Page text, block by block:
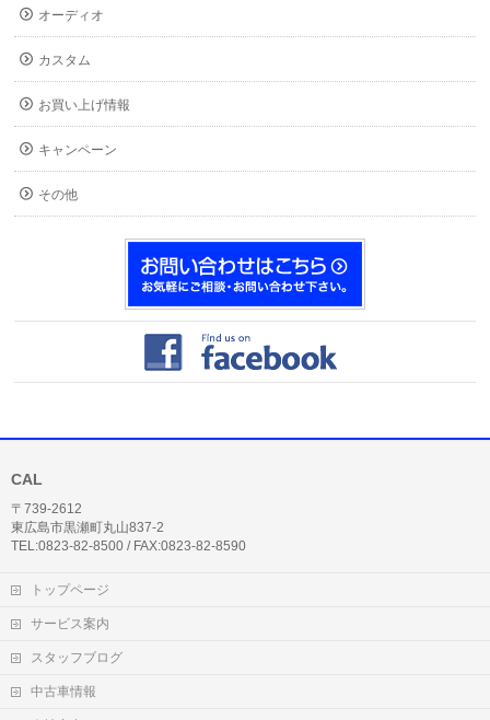
オーディオ
カスタム
お買い上げ情報
キャンペーン
その他
CAL
〒739-2612
東広島市黒瀬町丸山837-2
TEL:0823-82-8500 / FAX:0823-82-8590
トップページ
サービス案内
スタッフブログ
中古車情報